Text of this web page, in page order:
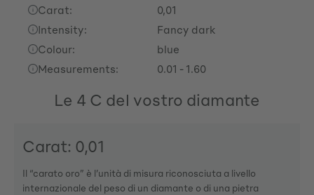
Carat:
0,01
Intensity:
Fancy dark
Colour:
blue
Measurements:
0.01 - 1.60
Le 4 C del vostro diamante
Carat: 0,01
Il “carato oro” è l’unità di misura riconosciuta a livello
internazionale del peso di un diamante o di una pietra